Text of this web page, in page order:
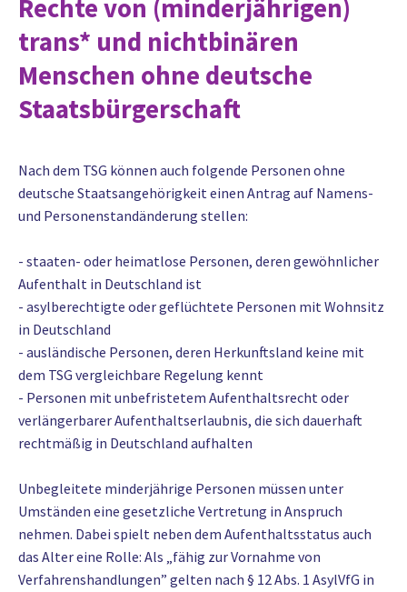
Rechte von (minderjährigen)
trans* und nichtbinären
Menschen ohne deutsche
Staatsbürgerschaft
Nach dem TSG können auch folgende Personen ohne
deutsche Staatsangehörigkeit einen Antrag auf Namens-
und Personenstandänderung stellen:
- staaten- oder heimatlose Personen, deren gewöhnlicher
Aufenthalt in Deutschland ist
- asylberechtigte oder geflüchtete Personen mit Wohnsitz
in Deutschland
- ausländische Personen, deren Herkunftsland keine mit
dem TSG vergleichbare Regelung kennt
- Personen mit unbefristetem Aufenthaltsrecht oder
verlängerbarer Aufenthaltserlaubnis, die sich dauerhaft
rechtmäßig in Deutschland aufhalten
Unbegleitete minderjährige Personen müssen unter
Umständen eine gesetzliche Vertretung in Anspruch
nehmen. Dabei spielt neben dem Aufenthaltsstatus auch
das Alter eine Rolle: Als „fähig zur Vornahme von
Verfahrenshandlungen” gelten nach § 12 Abs. 1 AsylVfG in